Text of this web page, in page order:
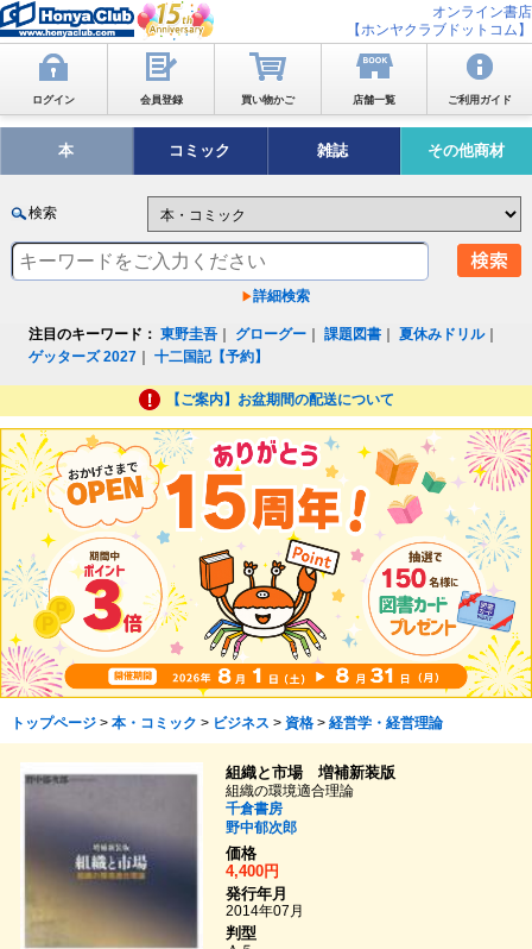
オンライン書店
【ホンヤクラブドットコム】
ログイン 会員登録 買い物かご 店舗一覧 ご利用ガイド
本 コミック 雑誌 その他商材
検索
詳細検索
注目のキーワード： 東野圭吾 グローグー ｜課題図書 ｜夏休みドリル｜
ゲッターズ 2027 ｜十二国記【予約】
【ご案内】お盆期間の配送について
トップページ> 本・コミック > ビジネス > 資格> 経営学・経営理論
組織と市場 増補新装版
組織の環境適合理論
千倉書房
野中郁次郎
価格
4,400円
発行年月
2014年07月
判型